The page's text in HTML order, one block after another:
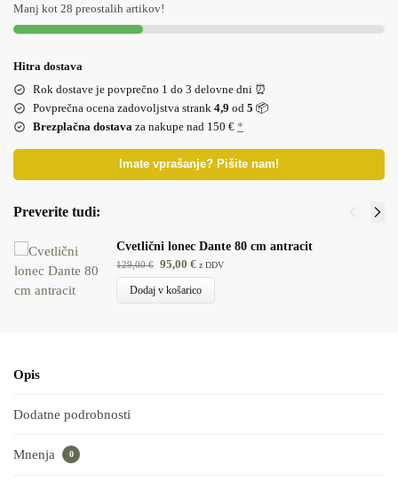
Manj kot 28 preostalih artikov!
Hitra dostava
Rok dostave je povprečno 1 do 3 delovne dni ⏰
Povprečna ocena zadovoljstva strank 4,9 od 5 📦
Brezplačna dostava za nakupe nad 150 € *
Imate vprašanje? Pišite nam!
Preverite tudi:
Cvetlični lonec Dante 80 cm antracit
129,00€ 95,00 € z DDV
Dodaj v košarico
Opis
Dodatne podrobnosti
Mnenja 0